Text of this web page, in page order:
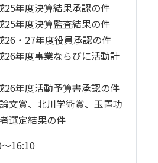
年度決算結果承認の件
年度決算監査結果の件
・27年度役員承認の件
年度事業ならびに活動計
年度活動予算書承認の件
賞、北川学術賞、玉置功
選定結果の件
16:10